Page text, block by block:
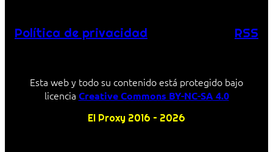
Política de privacidad RSS
Esta web y todo su contenido está protegido bajo
licencia Creative Commons BY-NC-SA 4.0
El Proxy 2016 – 2026